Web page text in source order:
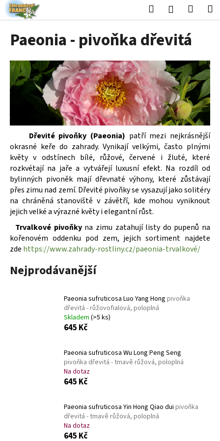
Přejít
na
obsah
HledatPřihlášení
Paeonia - pivoňka dřevitá
Dřevité pivoňky (Paeonia) patří mezi nejkrásnější
okrasné keře do zahrady. Vynikají velkými, často plnými
květy v odstínech bílé, růžové, červené i žluté, které
rozkvétají na jaře a vytvářejí luxusní efekt. Na rozdíl od
bylinných pivoněk mají dřevnaté výhony, které zůstávají
přes zimu nad zemí. Dřevité pivoňky se vysazují jako solitéry
na chráněná stanoviště v závětří, kde mohou vyniknout
jejich velké a výrazné květy i elegantní růst.
Trvalkové pivoňkyna zimu zatahují listy do pupenů na
kořenovém oddenku pod zem, jejich sortiment najdete
zde https://www.zahrady-rostliny.cz/paeonia-trvalkové/
Nejprodávanější
Paeonia sufruticosa Luo Yang Hong pivoňka
dřevitá - růžovofialová, poloplná
Skladem (>5 ks)
645 Kč
Paeonia sufruticosa Wu Long Peng Seng
pivoňka dřevitá - tmavě růžová, poloplná
Na dotaz
645 Kč
Paeonia sufruticosa Yin Hong Qiao dui pivoňka
dřevitá - tmavě růžová, poloplná
Na dotaz
645 Kč
K
o
o
p
o
ř
e
b
u
j
e
t
e
n
a
j
t